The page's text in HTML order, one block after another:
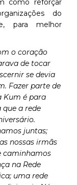
como reforçar
do
para melhor
o coração
de tocar
se devia
Fazer parte de
Kum é para
a rede
juntas;
nossas irmãs
caminhamos
na Rede
uma rede